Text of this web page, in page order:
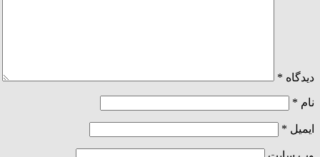
دیدگاه *
نام *
ایمیل *